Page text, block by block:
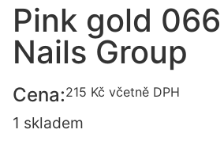
Pink gold
Nails Group
Cena:215 Kč včetně DPH
1 skladem